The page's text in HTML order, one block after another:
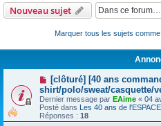
Nouveau sujet
Marquer tous les sujets comme
[clôturé] [40 ans
shirt/polo/sweat/casquette/
Dernier message par EAime « 04
Posté dans Les 40 ans de l'ESPACE
Réponses : 18